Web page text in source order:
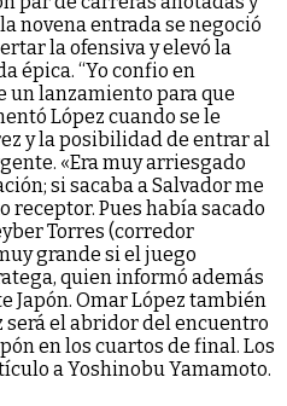
novena entrada se negoció
la ofensiva y elevó la
épica. “Yo confio en
un lanzamiento para que
López cuando se le
y la posibilidad de entrar al
«Era muy arriesgado
si sacaba a Salvador me
receptor. Pues había sacado
Torres (corredor
grande si el juego
quien informó además
Japón. Omar López también
será el abridor del encuentro
en los cuartos de final. Los
a Yoshinobu Yamamoto.